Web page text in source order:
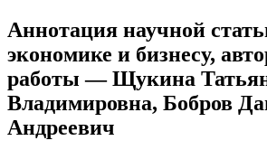
Аннотация научной
экономике и бизнесу,
работы — Щукина
Владимировна, Бобров
Андреевич